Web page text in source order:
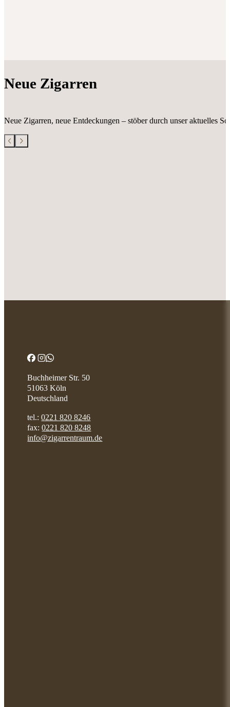
Neue Zigarren
Neue Zigarren, neue Entdeckungen – stöber durch unser aktuelles
Buchheimer Str. 50
51063 Köln
Deutschland
tel.:0221 820 8246
fax:0221 820 8248
info@zigarrentraum.de